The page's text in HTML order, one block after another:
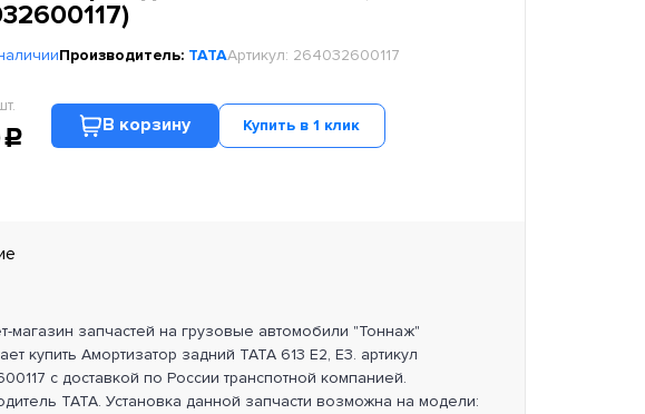
Производитель: TATAАртикул: 264032600117
c
В корзину Купить в 1 клик
магазин запчастей на грузовые автомобили "Тоннаж"
купить Амортизатор задний TATA 613 E2, E3. артикул
с доставкой по России транспотной компанией.
TATA. Установка данной запчасти возможна на модели: